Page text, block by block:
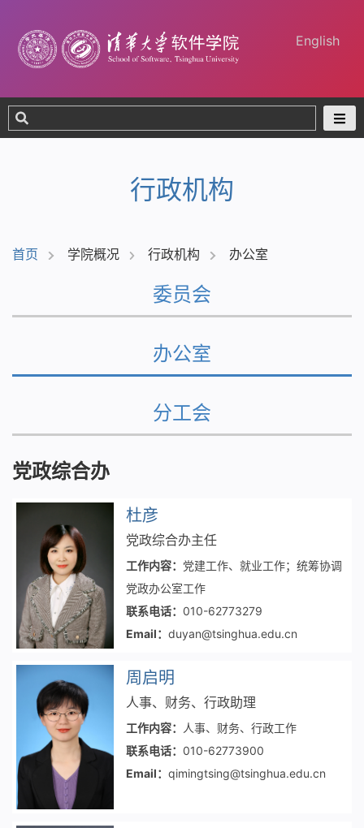
English
行政机构
首页 学院概况 行政机构 办公室
委员会
办公室
分工会
党政综合办
杜彦
党政综合办主任
工作内容： 党建工作、就业工作；统筹协调
党政办公室工作
联系电话： 010-62773279
Email： duyan@tsinghua.edu.cn
周启明
人事、财务、行政助理
工作内容：
人事、财务、行政工作
联系电话： 010-62773900
Email： qimingtsing@tsinghua.edu.cn